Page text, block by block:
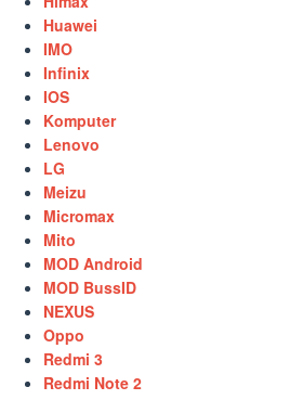
Huawei
IMO
Infinix
IOS
Komputer
Lenovo
LG
Meizu
Micromax
Mito
MOD Android
MOD BussID
NEXUS
Oppo
Redmi 3
Redmi Note 2